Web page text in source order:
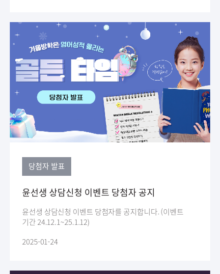
당첨자 발표
윤선생 상담신청 이벤트 당첨자 공지
윤선생 상담신청 이벤트 당첨자를 공지합니다. (이벤트
기간 24.12.1~25.1.12)
2025-01-24